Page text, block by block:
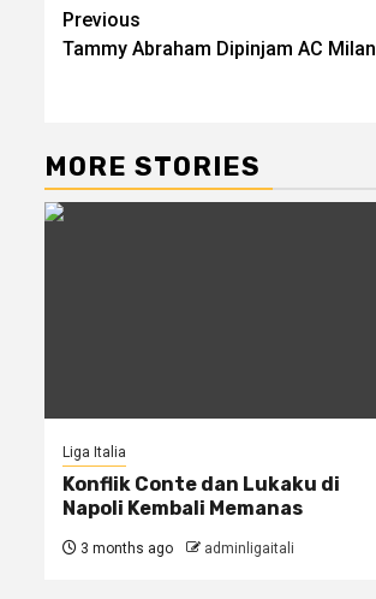
Post
navigation
Previous
Tammy Abraham Dipinjam AC Milan
MORE STORIES
Liga Italia
Konflik Conte dan Lukaku di
Napoli Kembali Memanas
3 months ago adminligaitali